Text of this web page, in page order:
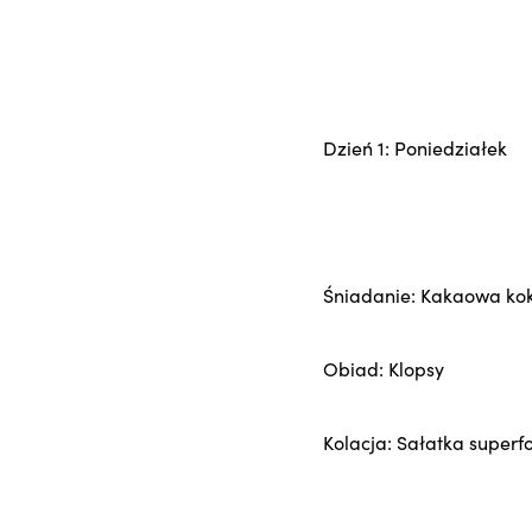
Dzień 1: Poniedziałek
Śniadanie: Kakaowa
Obiad: Klopsy
Kolacja: Sałatka